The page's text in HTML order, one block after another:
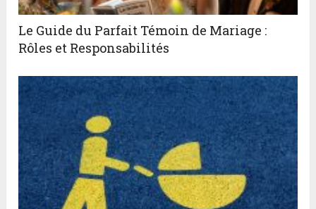
Le Guide du Parfait Témoin de Mariage :
Rôles et Responsabilités